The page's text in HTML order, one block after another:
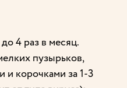
4 раз в месяц.
пузырьков,
и корочками за 1-3